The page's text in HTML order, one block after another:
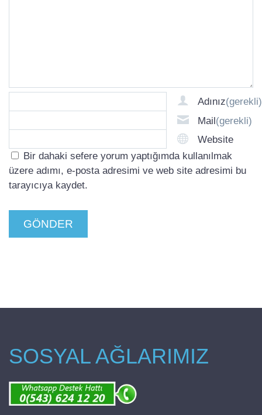
Adınız(gerekli)
Mail(gerekli)
Website
Bir dahaki sefere yorum yaptığımda kullanılmak
üzere adımı, e-posta adresimi ve web site adresimi bu
tarayıcıya kaydet.
SOSYAL AĞLARIMIZ